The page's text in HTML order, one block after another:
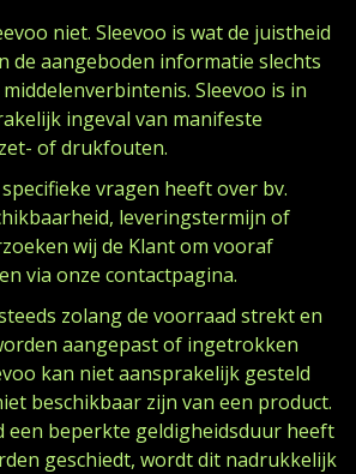
niet. Sleevoo is wat de juistheid
de aangeboden informatie slechts
Sleevoo is in
ingeval van manifeste
of drukfouten.
vragen heeft over bv.
leveringstermijn of
wij de Klant om vooraf
via onze contactpagina.
zolang de voorraad strekt en
aangepast of ingetrokken
kan niet aansprakelijk gesteld
beschikbaar zijn van een product.
een beperkte geldigheidsduur heeft
geschiedt, wordt dit nadrukkelijk